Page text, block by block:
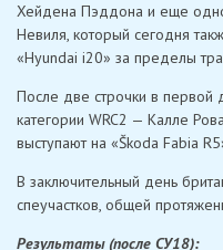
Хейдена Пэддона и еще
Невиля, который сегодня
«Hyundai i20» за пределы
После две строчки в первой
категории WRC2 — Калле
выступают на «Škoda Fabia
В заключительный день
спеучастков, общей
Результаты (после СУ18):